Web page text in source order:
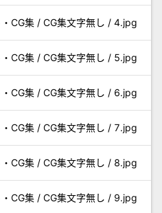
CG集 / CG集文字無し / 4.jpg
CG集 / CG集文字無し / 5.jpg
CG集 / CG集文字無し / 6.jpg
CG集 / CG集文字無し / 7.jpg
CG集 / CG集文字無し / 8.jpg
CG集 / CG集文字無し / 9.jpg